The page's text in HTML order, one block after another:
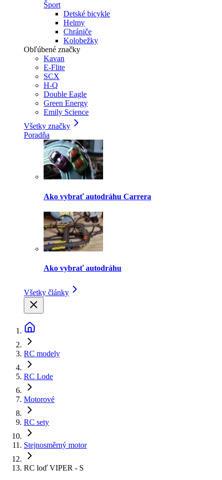
Šport
Detské bicykle
Helmy
Chrániče
Kolobežky
Obľúbené značky
Kavan
E-Flite
SCX
H-Q
Double Eagle
Green Energy
Emily Science
Všetky značky
Poradňa
Ako vybrať autodráhu Carrera
Ako vybrať autodráhu
Všetky články
RC modely
RC Lode
Motorové
RC sety
Stejnosměrný motor
RC loď VIPER - S